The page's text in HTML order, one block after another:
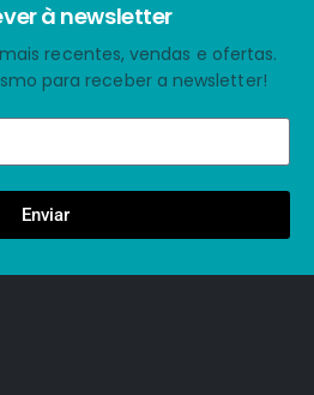
à newsletter
recentes, vendas e ofertas.
para receber a newsletter!
Enviar